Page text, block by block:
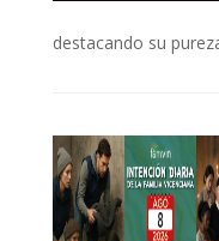
destacando su